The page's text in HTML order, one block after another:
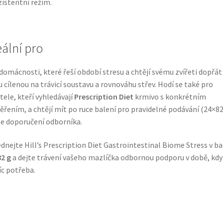
režim.
pro
které řeší období stresu a chtějí svému zvířeti dopřát
cílenou na trávicí soustavu a rovnováhu střev. Hodí se také pro
kteří vyhledávajíPrescription Diet krmivo s konkrétním
a chtějí mít po ruce balení pro pravidelné podávání
doporučení odborníka.
Hill’s Prescription Diet Gastrointestinal Biome Stress v
ga dejte trávení vašeho mazlíčka odbornou podporu v době,
potřeba.